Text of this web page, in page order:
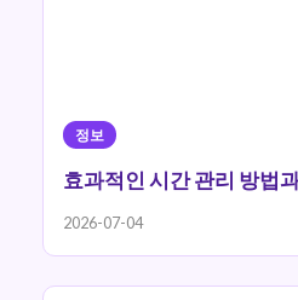
정보
효과적인 시간 관리 방법
2026-07-04